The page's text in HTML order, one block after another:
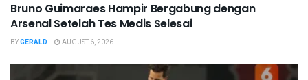
Bruno Guimaraes Hampir Bergabung dengan
Arsenal Setelah Tes Medis Selesai
BYGERALD AUGUST 6, 2026